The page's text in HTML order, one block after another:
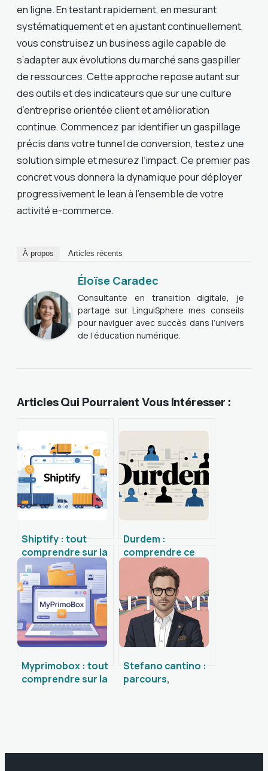
en ligne. En testant rapidement, en mesurant
systématiquement et en ajustant continuellement,
vous construisez un business agile capable de
s’adapter aux évolutions du marché sans gaspiller
de ressources. Cette approche repose autant sur
des outils et des indicateurs que sur une culture
d’entreprise orientée client et amélioration
continue. Commencez par identifier un gaspillage
précis dans votre tunnel de conversion, testez une
solution simple et mesurez l’impact. Ce premier pas
concret vous donnera la dynamique pour déployer
progressivement le lean à l’ensemble de votre
activité e-commerce.
À propos Articles récents
Éloïse Caradec
Consultante en transition digitale, je
partage sur LinguiSphere mes conseils
pour naviguer avec succès dans l’univers
de l’éducation numérique.
Articles Qui Pourraient Vous Intéresser :
Shiptify : tout
comprendre sur la
plateforme et ses
alternatives
Durdem :
comprendre ce
nom rare et ses
usages en ligne
Myprimobox : tout
comprendre sur la
Stefano cantino :
parcours,